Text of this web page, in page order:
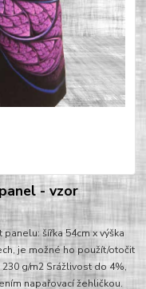
- vzor
šířka 54cm x výška
je možné ho použít/otočit
g/m2 Srážlivost do 4%,
napařovací žehličkou.